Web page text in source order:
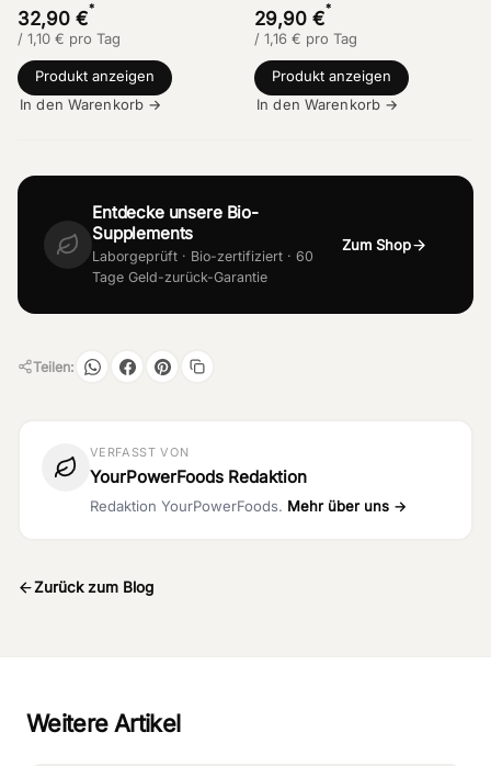
32,90 €*
/ 1,10 € pro Tag
Produkt anzeigen
In den Warenkorb →
29,90 €*
/ 1,16 € pro Tag
Produkt anzeigen
In den Warenkorb →
Entdecke unsere Bio-
Supplements
Laborgeprüft · Bio-zertifiziert · 60
Tage Geld-zurück-Garantie
Zum Shop
Teilen:
VERFASST VON
YourPowerFoods Redaktion
Redaktion YourPowerFoods. Mehr über uns →
Zurück zum Blog
Weitere Artikel